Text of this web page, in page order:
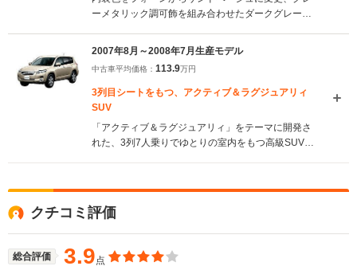
ーメタリック調可飾を組み合わせたダークグレーも
への衝撃を緩和するアクティブヘッドレストが装着
され、安全性が向上した。さらに、2.4L車には2WD
モデルが追加設定されている。（2008.8）
2007年8月～2008年7月生産モデル
中古車平均価格： 113.9万円
3列目シートをもつ、アクティブ＆ラグジュアリィ
SUV
「アクティブ＆ラグジュアリィ」をテーマに開発さ
れた、3列7人乗りでゆとりの室内をもつ高級SUV。
意される。SUVらしい力強い外観をもつ内外装は、
メッキパーツやトヨタ初となるブロンズ調パーツな
どで高級感を演出。多彩なシートアレンジをもち、
鞍型ヘッドレストの3列目シートは床下格納式を採
用、荷室の使い勝手も考慮される。また、路面状況
に応じて駆動力を配分する4WDシステムと、パワー
クチコミ評価
総合評価 3.9点